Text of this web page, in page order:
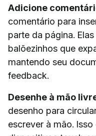
Adicione
comentário para
parte da página.
balõezinhos que
mantendo seu
feedback.
Desenhe à mão
desenho para
escrever à mão.